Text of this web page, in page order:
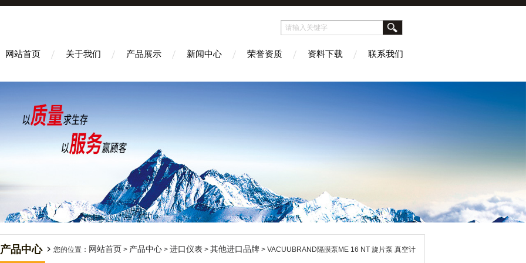
网站首页 关于我们 产品展示 新闻中心 荣誉资质 资料下载 联系我们
产品中心 您的位置： 网站首页 > 产品中心 > 进口仪表 > 其他进口品牌 > VACUUBRAND隔膜泵ME 16 NT 旋片泵 真空计